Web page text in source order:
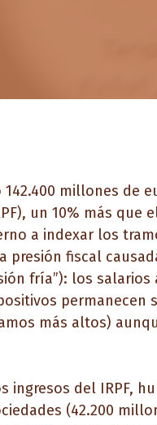
142.400 millones de
un 10% más que
a indexar los
presión fiscal
fría”): los
permanecen
más altos)
ingresos del IRPF,
(42.200